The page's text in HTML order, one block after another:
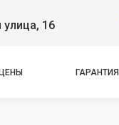
улица, 16
ГАРАНТИЯ